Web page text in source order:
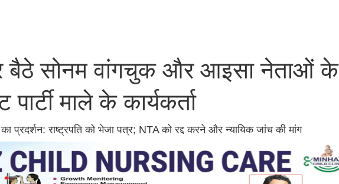
बैठे सोनम वांगचुक और आइसा नेताओं के
माले के कार्यकर्ता
प्रदर्शन: राष्ट्रपति को भेजा पत्र; NTA को रद्द करने और न्यायिक जांच की मांग